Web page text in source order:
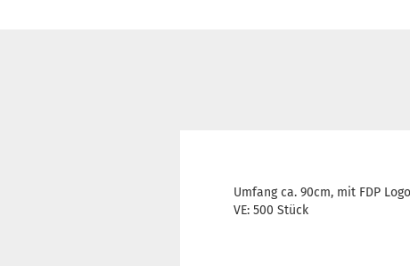
Umfang ca. 90cm, mit FDP Logo
VE: 500 Stück